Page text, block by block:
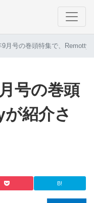
9月号の巻頭特集で、Remotty
号の巻頭
紹介さ
B!